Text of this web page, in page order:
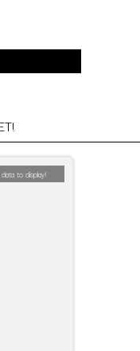
to display!